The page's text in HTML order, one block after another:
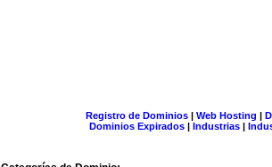
Registro de Dominios| Web Hosting |
Dominios Expirados | Industrias |